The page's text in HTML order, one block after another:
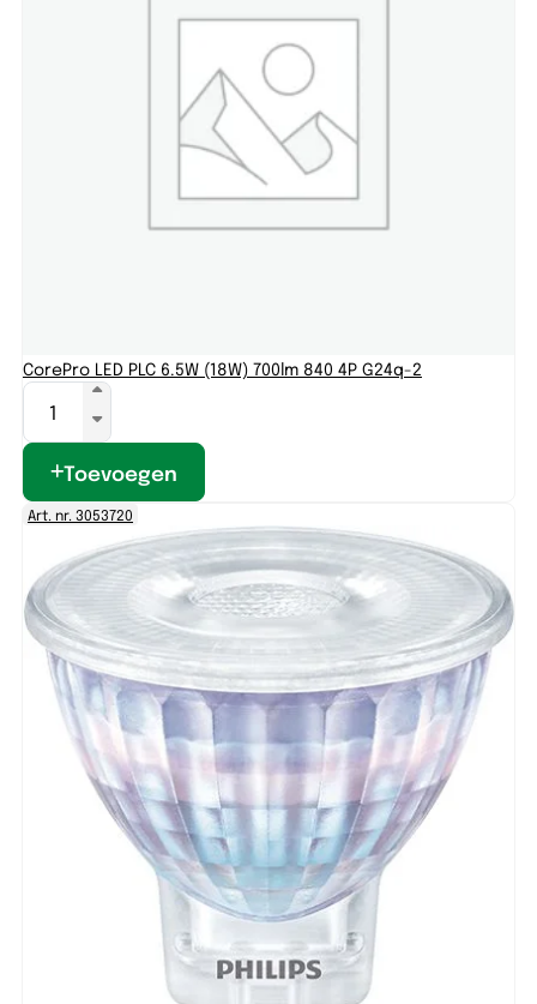
CorePro LED PLC 6.5W (18W) 700lm 840 4P G24q-2
Toevoegen
Art. nr. 3053720